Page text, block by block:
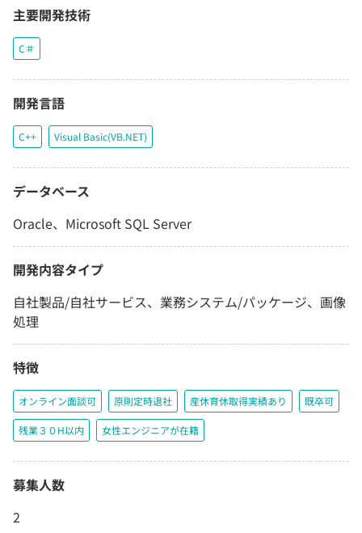
主要開発技術
C＃
開発言語
C++ Visual Basic(VB.NET)
データベース
Oracle、Microsoft SQL Server
開発内容タイプ
自社製品/自社サービス、業務システム/パッケージ、画像
処理
特徴
オンライン面談可 原則定時退社 産休育休取得実績あり 既卒可
残業３０H以内 女性エンジニアが在籍
募集人数
2